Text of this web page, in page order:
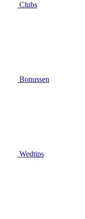
Clubs
Bonussen
Wedtips